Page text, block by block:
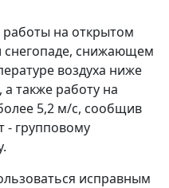
на открытом
снегопаде, снижающем
воздуха ниже
также работу на
5,2 м/с, сообщив
- групповому
исправным